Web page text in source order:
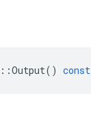
::Output() const